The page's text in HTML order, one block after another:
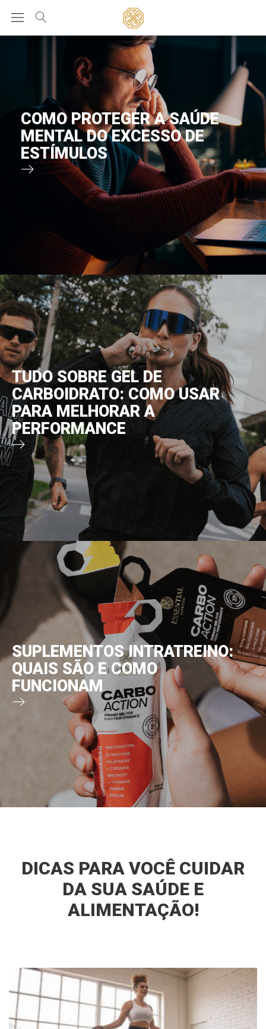
COMO PROTEGER A SAÚDE
MENTAL DO EXCESSO DE
ESTÍMULOS
TUDO SOBRE GEL DE
CARBOIDRATO: COMO USAR
PARA MELHORAR A
PERFORMANCE
SUPLEMENTOS INTRATREINO:
QUAIS SÃO E COMO
FUNCIONAM
DICAS PARA VOCÊ CUIDAR
DA SUA SAÚDE E
ALIMENTAÇÃO!